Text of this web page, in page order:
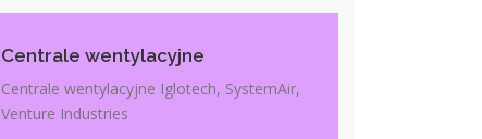
Centrale wentylacyjne
Centrale wentylacyjne Iglotech, SystemAir,
Venture Industries